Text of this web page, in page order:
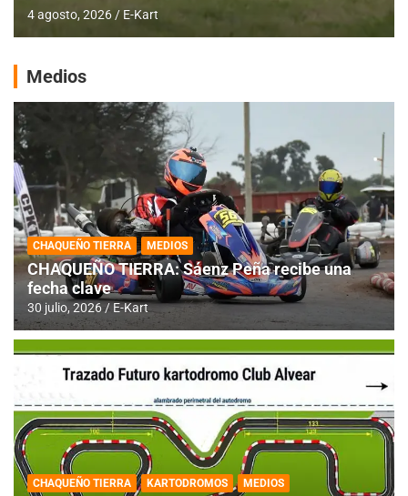
4 agosto, 2026 E-Kart
Medios
CHAQUEÑO TIERRA MEDIOS
CHAQUEÑO TIERRA: Sáenz Peña recibe una
fecha clave
30 julio, 2026 E-Kart
CHAQUEÑO TIERRA KARTODROMOS MEDIOS